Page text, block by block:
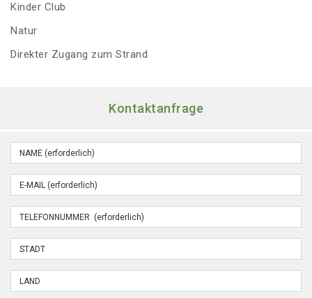
Kinder Club
Natur
Direkter Zugang zum Strand
Kontaktanfrage